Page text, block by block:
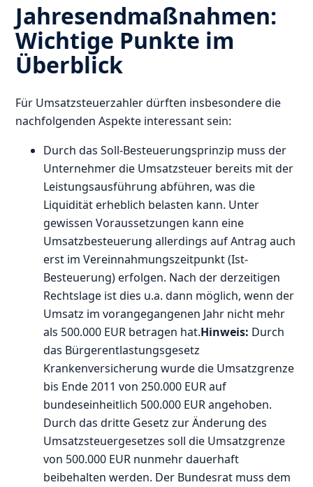
Jahresendmaßnahmen:
Wichtige Punkte im
Überblick
Für Umsatzsteuerzahler dürften insbesondere die
nachfolgenden Aspekte interessant sein:
Durch das Soll-Besteuerungsprinzip muss der
Unternehmer die Umsatzsteuer bereits mit der
Leistungsausführung abführen, was die
Liquidität erheblich belasten kann. Unter
gewissen Voraussetzungen kann eine
Umsatzbesteuerung allerdings auf Antrag auch
erst im Vereinnahmungszeitpunkt (Ist-
Besteuerung) erfolgen. Nach der derzeitigen
Rechtslage ist dies u.a. dann möglich, wenn der
Umsatz im vorangegangenen Jahr nicht mehr
als 500.000 EUR betragen hat.Hinweis: Durch
das Bürgerentlastungsgesetz
Krankenversicherung wurde die Umsatzgrenze
bis Ende 2011 von 250.000 EUR auf
bundeseinheitlich 500.000 EUR angehoben.
Durch das dritte Gesetz zur Änderung des
Umsatzsteuergesetzes soll die Umsatzgrenze
von 500.000 EUR nunmehr dauerhaft
beibehalten werden. Der Bundesrat muss dem